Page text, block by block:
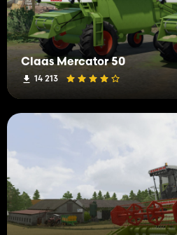
Claas Mercator 50
14 213